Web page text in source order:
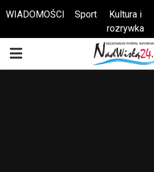
Otwórz pasek narzędzi
WIADOMOŚCI Sport
Kultura i
rozrywka
PRIMARY